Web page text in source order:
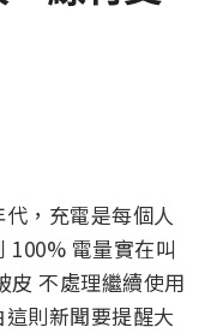
，充電是每個人
100% 電量實在叫
皮 不處理繼續使用
則新聞要提醒大